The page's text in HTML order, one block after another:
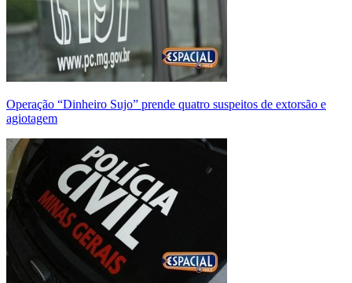
Operação “Dinheiro Sujo” prende quatro suspeitos de extorsão e
agiotagem